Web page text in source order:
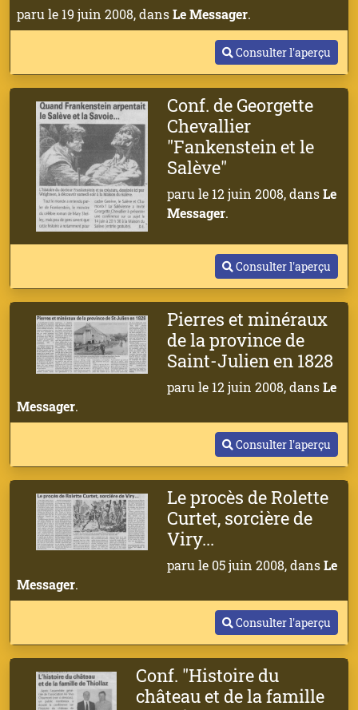
paru le 19 juin 2008, dansLe Messager.
Consulter l'aperçu
Conf. de Georgette
Chevallier
"Fankenstein et le
Salève"
paru le 12 juin 2008, dansLe
Messager.
Consulter l'aperçu
Pierres et minéraux
de la province de
Saint-Julien en 1828
paru le 12 juin 2008, dansLe
Messager.
Consulter l'aperçu
Le procès de Rolette
Curtet, sorcière de
Viry...
paru le 05 juin 2008, dansLe
Messager.
Consulter l'aperçu
Conf. "Histoire du
château et de la famille